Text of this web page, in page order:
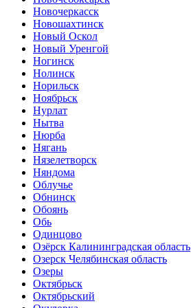
Новочеркасск
Новошахтинск
Новый Оскол
Новый Уренгой
Ногинск
Нолинск
Норильск
Ноябрьск
Нурлат
Нытва
Нюрба
Нягань
Нязелетворск
Няндома
Облучье
Обнинск
Обоянь
Обь
Одинцово
Озёрск Калининградская область
Озерск Челябинская область
Озеры
Октябрьск
Октябрьский